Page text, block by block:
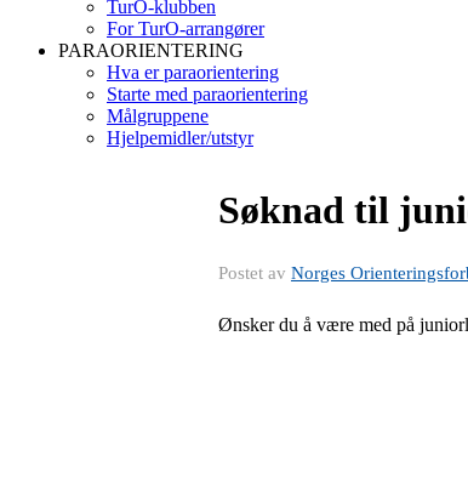
TurO-klubben
For TurO-arrangører
PARAORIENTERING
Hva er paraorientering
Starte med paraorientering
Målgruppene
Hjelpemidler/utstyr
Søknad til
Postet av Norges
Ønsker du å være med på